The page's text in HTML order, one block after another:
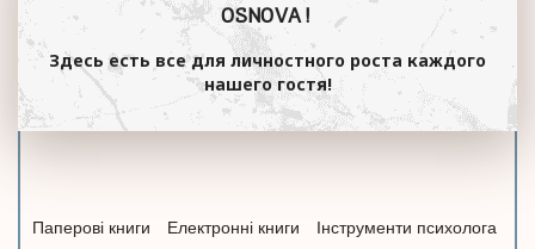
OSNOVA!
Здесь есть все для личностного роста каждого
нашего гостя!
Паперові книги Електронні книги
Інструменти психолога